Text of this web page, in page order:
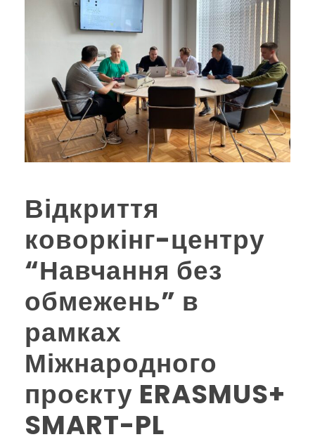
Відкриття
коворкінг-центру
“Навчання без
обмежень” в
рамках
Міжнародного
проєкту ERASMUS+
SMART-PL